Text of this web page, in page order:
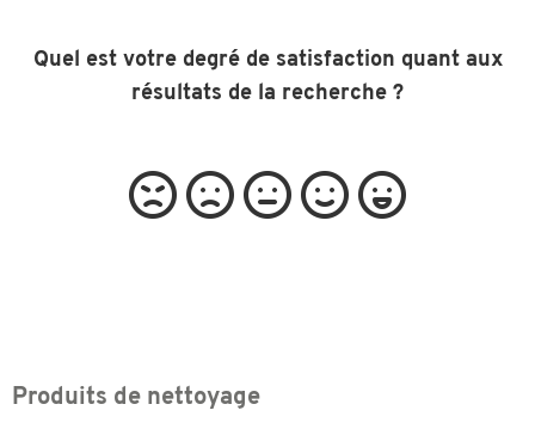
Quel est votre degré de satisfaction quant aux
résultats de la recherche ?
Produits de nettoyage